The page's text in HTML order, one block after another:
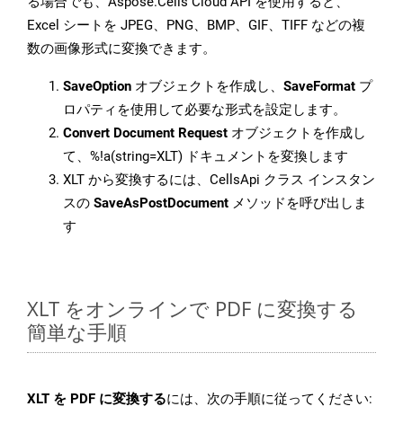
Excel シートを JPEG、PNG、BMP、GIF、TIFF などの複
数の画像形式に変換できます。
SaveOption オブジェクトを作成し、 SaveFormat プ
ロパティを使用して必要な形式を設定します。
Convert Document Request オブジェクトを作成し
て、%!a(string=XLT) ドキュメントを変換します
XLT から変換するには、CellsApi クラス インスタン
スの SaveAsPostDocument メソッドを呼び出しま
す
XLT をオンラインで PDF に変換する
簡単な手順
XLT を PDF に変換するには、次の手順に従ってください: